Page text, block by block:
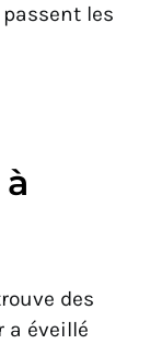
les
des
a éveillé